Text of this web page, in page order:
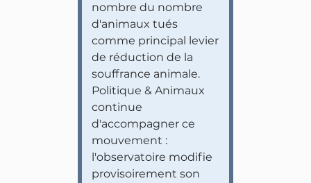
nombre du nombre
d'animaux tués
comme principal levier
de réduction de la
souffrance animale.
Politique & Animaux
continue
d'accompagner ce
mouvement :
l'observatoire modifie
provisoirement son